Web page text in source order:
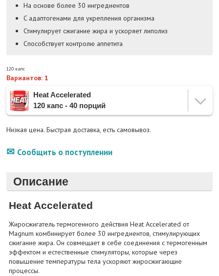
На основе более 30 ингредиентов
C адаптогенами для укрепления организма
Стимулирует сжигание жира и ускоряет липолиз
Способствует контролю аппетита
120 капс
Вариантов: 1
Heat Accelerated
120 капс - 40 порций
Низкая цена. Быстрая доставка, есть самовывоз.
Сообщить о поступлении
Описание
Heat Accelerated
Жиросжигатель термогенного действия Heat Accelerated от
Magnum комбинирует более 30 ингредиентов, стимулирующих
сжигание жира. Он совмещает в себе соединения с термогенным
эффектом и естественные стимуляторы, которые через
повышение температуры тела ускоряют жиросжигающие
процессы.